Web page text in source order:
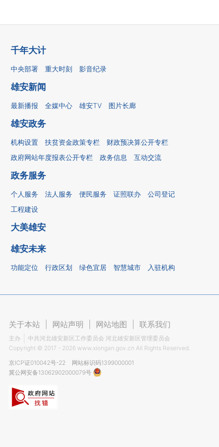
千年大计
中央部署 重大时刻 影音纪录
雄安新闻
最新播报 全媒中心 雄安TV 图片长廊
雄安政务
机构设置 扶贫资金政策专栏
财政预决算公开专栏
政府网站年度报表公开专栏
政务信息 互动交流
政务服务
个人服务 法人服务 便民服务 证照联办
公司登记
工程建设
大美雄安
雄安未来
功能定位 行政区划 绿色宜居 智慧城市 入驻机构
关于本站 网站声明 网站地图 联系我们
主办
中共河北雄安新区工作委员会 河北雄安新区管理委员会
Copyright © 2017 - 2026 www.xiongan.gov.cn All Rights Reserved.
京ICP证010042号-22
网站标识码1399000001
冀公网安备13062902000079号